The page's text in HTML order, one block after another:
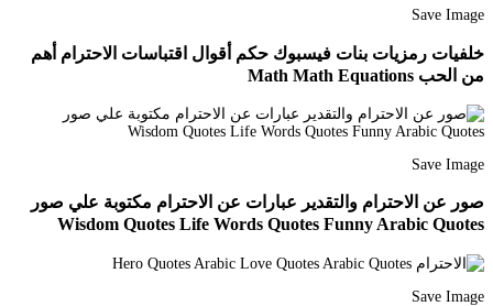
Save Image
خلفيات رمزيات بنات فيسبوك حكم أقوال اقتباسات الاحترام أهم
من الحب Math Math Equations
Save Image
صور عن الاحترام والتقدير عبارات عن الاحترام مكتوبة علي صور
Wisdom Quotes Life Words Quotes Funny Arabic Quotes
Save Image